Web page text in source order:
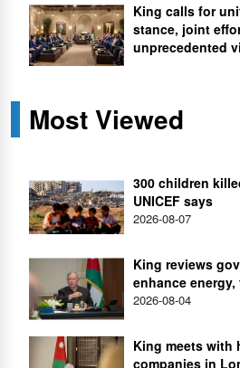
King calls for
stance, joint
unprecedented
Most Viewed
300 children
UNICEF says
2026-08-07
King reviews
enhance
2026-08-04
King meets with
companies in